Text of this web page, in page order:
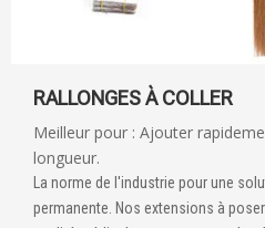
RALLONGES À COLLER
Meilleur pour : Ajouter
longueur.
La norme de l'industrie pour une
permanente. Nos extensions à